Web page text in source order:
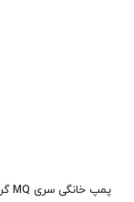
پمپ خانگی سری MQ گراندفوس